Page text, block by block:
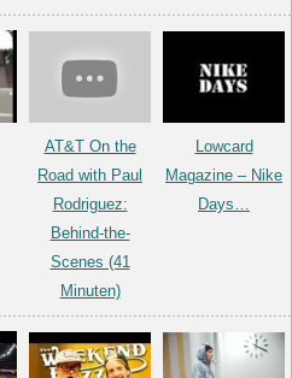
AT&T On the
Road with Paul
Rodriguez:
Behind-the-
Scenes (41
Minuten)
Lowcard
Magazine – Nike
Days…